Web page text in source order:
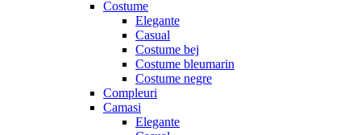
Costume
Elegante
Casual
Costume bej
Costume bleumarin
Costume negre
Compleuri
Camasi
Elegante